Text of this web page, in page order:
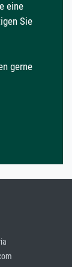
eine
Sie
gerne